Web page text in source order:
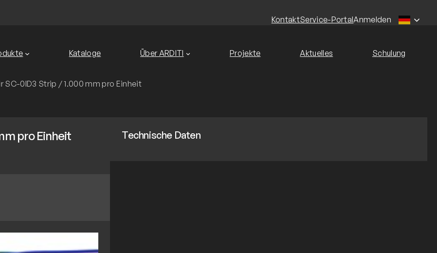
KontaktService-PortalAnmelden
Kataloge Über ARDITI Projekte Aktuelles Schulung
SC-0ID3 Strip / 1.000 mm pro Einheit
pro Einheit Technische Daten